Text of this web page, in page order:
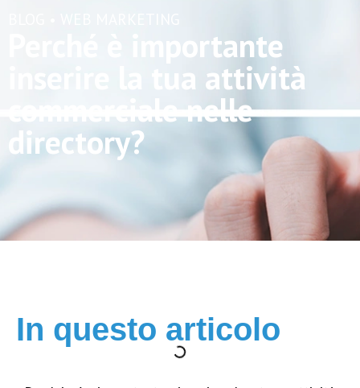
Perché è importante
inserire la tua attività
commerciale nelle
directory?
In questo articolo